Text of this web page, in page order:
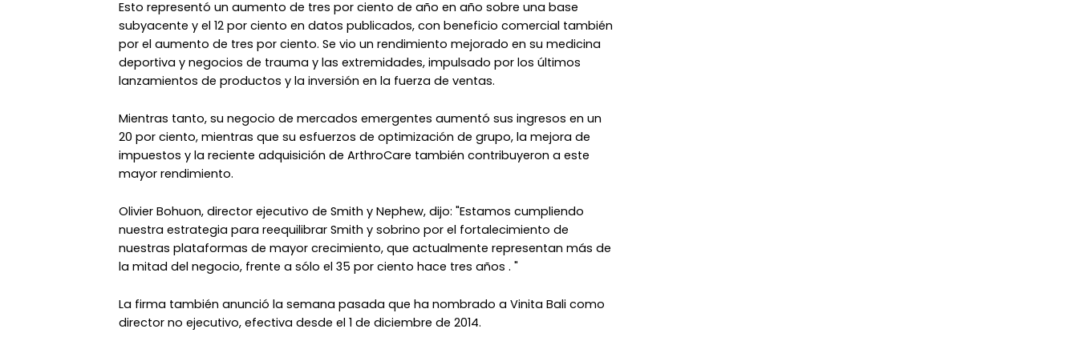
Esto representó un aumento de tres por ciento de año en año sobre una base
subyacente y el 12 por ciento en datos publicados, con beneficio comercial también
por el aumento de tres por ciento. Se vio un rendimiento mejorado en su medicina
deportiva y negocios de trauma y las extremidades, impulsado por los últimos
lanzamientos de productos y la inversión en la fuerza de ventas.
Mientras tanto, su negocio de mercados emergentes aumentó sus ingresos en un
20 por ciento, mientras que su esfuerzos de optimización de grupo, la mejora de
impuestos y la reciente adquisición de ArthroCare también contribuyeron a este
mayor rendimiento.
Olivier Bohuon, director ejecutivo de Smith y Nephew, dijo: "Estamos cumpliendo
nuestra estrategia para reequilibrar Smith y sobrino por el fortalecimiento de
nuestras plataformas de mayor crecimiento, que actualmente representan más de
la mitad del negocio, frente a sólo el 35 por ciento hace tres años . "
La firma también anunció la semana pasada que ha nombrado a Vinita Bali como
director no ejecutivo, efectiva desde el 1 de diciembre de 2014.